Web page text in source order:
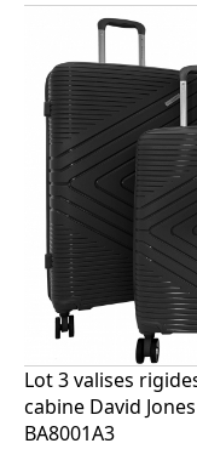
Lot 3 valises
cabine David Jones
BA8001A3